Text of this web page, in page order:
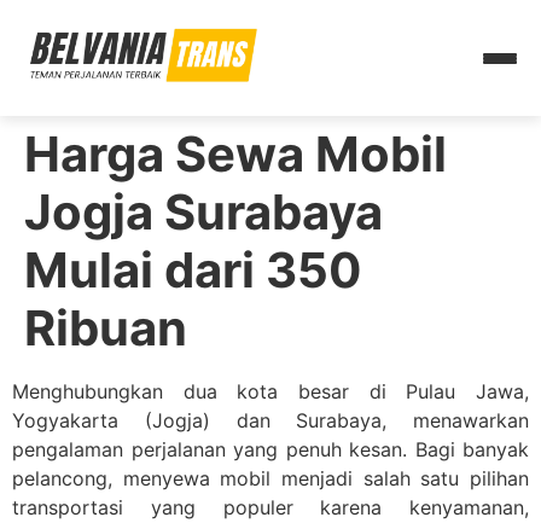
Harga Sewa Mobil
Jogja Surabaya
Mulai dari 350
Ribuan
Menghubungkan dua kota besar di Pulau Jawa,
Yogyakarta (Jogja) dan Surabaya, menawarkan
pengalaman perjalanan yang penuh kesan. Bagi banyak
pelancong, menyewa mobil menjadi salah satu pilihan
transportasi yang populer karena kenyamanan,